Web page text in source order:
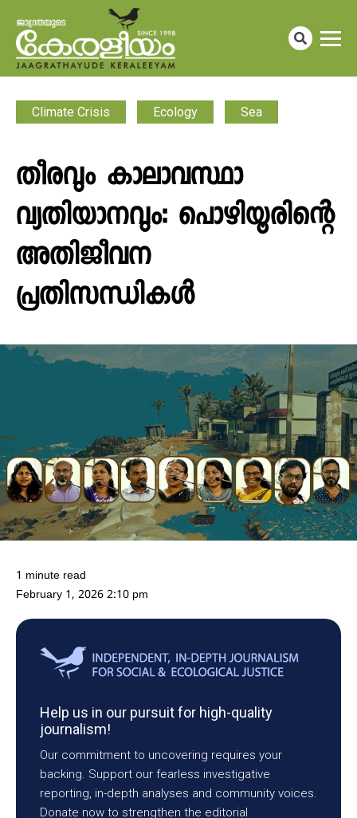
Climate Crisis Ecology Sea
തീരവും കാലാവസ്ഥാ
വ്യതിയാനവും: പൊഴിയൂരിന്റെ
അതിജീവന
പ്രതിസന്ധികൾ
1 minute read
February 1, 2026 2:10 pm
Help us in our pursuit for high-quality
journalism!
Our commitment to uncovering requires your
backing. Support our fearless investigative
reporting, in-depth analyses and community voices.
Donate now to strengthen the editorial